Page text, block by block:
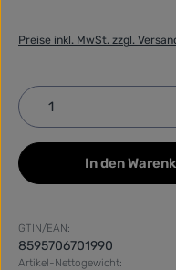
Preise inkl. MwSt. zzgl.
Produkt Anzahl:
In den
GTIN/EAN:
8595706701990
Artikel-Nettogewicht: